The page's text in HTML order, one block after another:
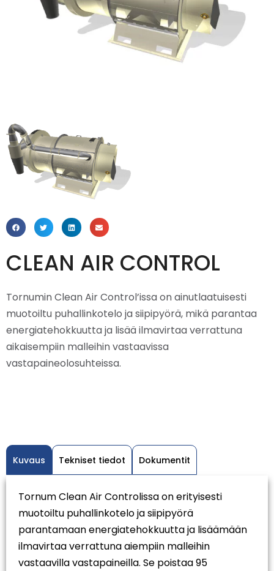
CLEAN AIR CONTROL
Tornumin Clean Air Control’issa on ainutlaatuisesti
muotoiltu puhallinkotelo ja siipipyörä, mikä parantaa
energiatehokkuutta ja lisää ilmavirtaa verrattuna
aikaisempiin malleihin vastaavissa
vastapaineolosuhteissa.
Kuvaus Tekniset tiedot Dokumentit
Tornum Clean Air Controlissa on erityisesti
muotoiltu puhallinkotelo ja siipipyörä
parantamaan energiatehokkuutta ja lisäämään
ilmavirtaa verrattuna aiempiin malleihin
vastaavilla vastapaineilla. Se poistaa 95